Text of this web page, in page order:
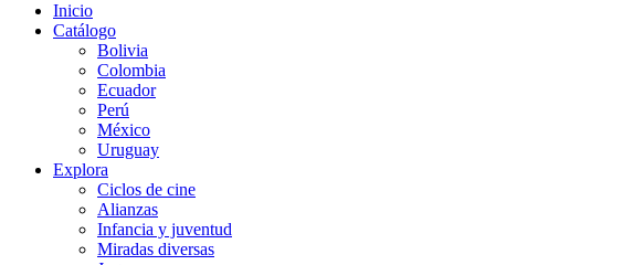
Inicio
Catálogo
Bolivia
Colombia
Ecuador
Perú
México
Uruguay
Explora
Ciclos de cine
Alianzas
Infancia y juventud
Miradas diversas